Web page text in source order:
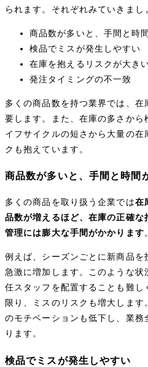
られます。それぞれみていきまし
商品数が多いと、手間と時
検品でミスが発生しやすい
在庫を抱えるリスクが大き
発注タイミングの不一致
多くの商品数を持つ業界では、在
要します。また、在庫の多さから
イフサイクルの短さから大量の在
クも抱えています。
商品数が多いと、手間と時間
多くの商品を取り扱う企業では在
品数が増えるほど、在庫の正確な
管理には膨大な手間がかかります
例えば、シーズンごとに新商品を
急激に増加します。このような状
任スタッフを配置することも難し
限り、ミスのリスクも増大しま
のモチベーションも低下し、業務
ります。
検品でミスが発生しやすい